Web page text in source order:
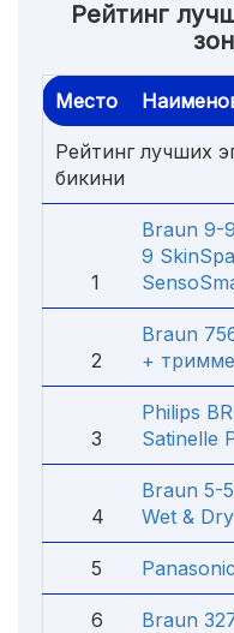
Рейтинг
Место
Рейтинг лучших
бикини
1
Braun 9-
9 SkinSpa
2
Braun
+
3
Philips
Satinelle
4
Braun 5-
Wet & Dry
5
6 Braun